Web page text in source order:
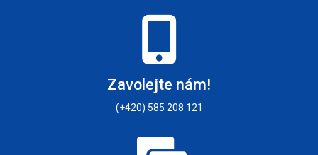
Zavolejte nám!
(+420) 585 208 121